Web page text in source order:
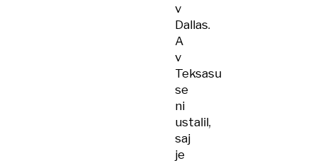
v
Dallas.
A
v
Teksasu
se
ni
ustalil,
saj
je